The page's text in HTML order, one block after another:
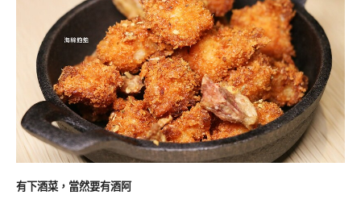
有下酒菜，當然要有酒阿